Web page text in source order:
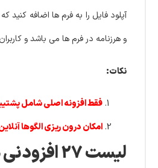
آپلود فایل را به فرم ها اضافه کنید
و هرزنامه در فرم ها می باشد و
نکات:
فقط افزونه اصلی شامل
امکان درون ریزی الگوها
لیست 27 افزودنی های همراه با افزونه WPForms Pro :